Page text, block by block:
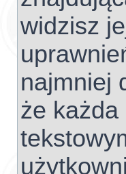
widzisz
najmniej
że